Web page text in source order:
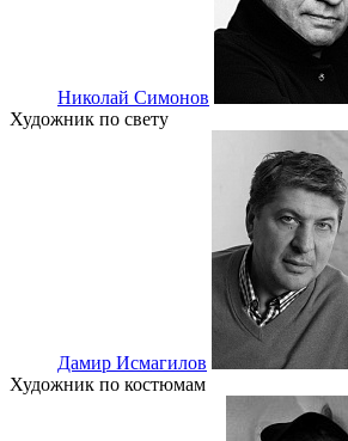
Николай Симонов
Художник по свету
Дамир Исмагилов
Художник по костюмам